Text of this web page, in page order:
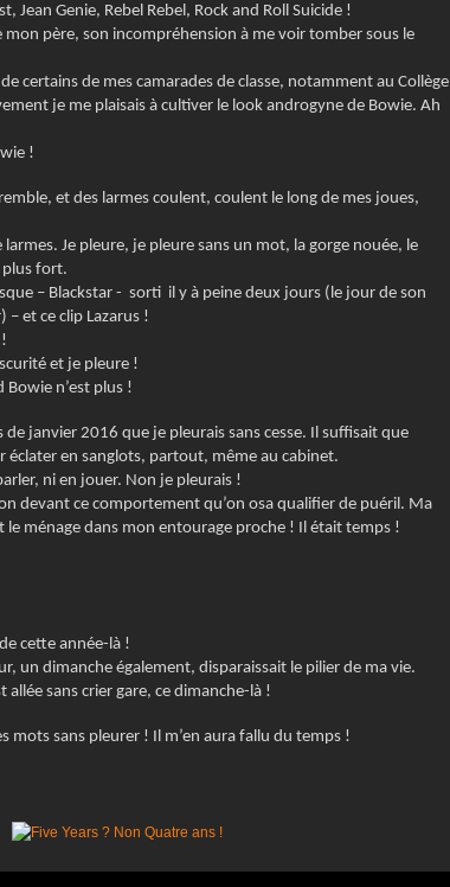
Jean Genie, Rebel Rebel, Rock and Roll Suicide !
mon père, son incompréhension à me voir tomber sous le
certains de mes camarades de classe, notamment au Collège
je me plaisais à cultiver le look androgyne de Bowie. Ah
!
et des larmes coulent, coulent le long de mes joues,
Je pleure, je pleure sans un mot, la gorge nouée, le
plus fort.
– Blackstar - sorti il y à peine deux jours (le jour de son
et ce clip Lazarus !
et je pleure !
Bowie n’est plus !
janvier 2016 que je pleurais sans cesse. Il suffisait que
éclater en sanglots, partout, même au cabinet.
ni en jouer. Non je pleurais !
devant ce comportement qu’on osa qualifier de puéril. Ma
le ménage dans mon entourage proche ! Il était temps !
cette année-là !
un dimanche également, disparaissait le pilier de ma vie.
allée sans crier gare, ce dimanche-là !
mots sans pleurer ! Il m’en aura fallu du temps !